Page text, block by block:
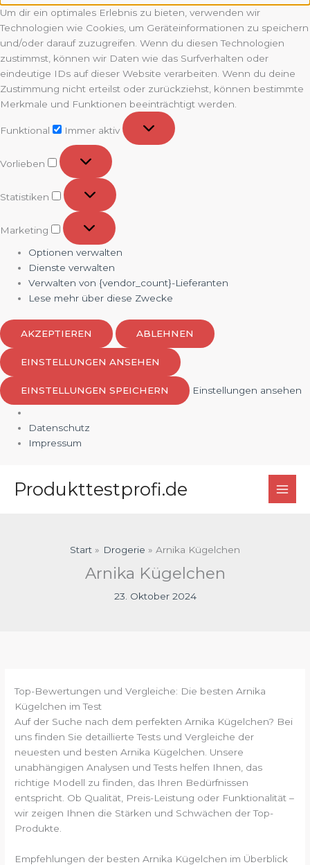
Um dir ein optimales Erlebnis zu bieten, verwenden wir
Technologien wie Cookies, um Geräteinformationen zu speichern
und/oder darauf zuzugreifen. Wenn du diesen Technologien
zustimmst, können wir Daten wie das Surfverhalten oder
eindeutige IDs auf dieser Website verarbeiten. Wenn du deine
Zustimmung nicht erteilst oder zurückziehst, können bestimmte
Merkmale und Funktionen beeinträchtigt werden.
Funktional
Immer aktiv
Vorlieben
Vorlieben
Statistiken
Statistiken
Marketing
Marketing
Optionen verwalten
Dienste verwalten
Verwalten von {vendor_count}-Lieferanten
Lese mehr über diese Zwecke
AKZEPTIEREN ABLEHNEN
EINSTELLUNGEN ANSEHEN
EINSTELLUNGEN SPEICHERN Einstellungen ansehen
Datenschutz
Impressum
InhaltProdukttestprofi.de
Start Drogerie Arnika Kügelchen
Arnika Kügelchen
23. Oktober 2024
Top-Bewertungen und Vergleiche: Die besten Arnika
Kügelchen im Test
Auf der Suche nach dem perfekten Arnika Kügelchen? Bei
uns finden Sie detaillierte Tests und Vergleiche der
neuesten und besten Arnika Kügelchen. Unsere
unabhängigen Analysen und Tests helfen Ihnen, das
richtige Modell zu finden, das Ihren Bedürfnissen
entspricht. Ob Qualität, Preis-Leistung oder Funktionalität –
wir zeigen Ihnen die Stärken und Schwächen der Top-
Produkte.
Empfehlungen der besten Arnika Kügelchen im Überblick